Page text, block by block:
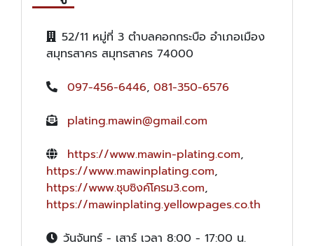
52/11 หมู่ที่ 3 ตำบลคอกกระบือ อำเภอเมือง
สมุทรสาคร สมุทรสาคร 74000
097-456-6446, 081-350-6576
plating.mawin@gmail.com
https://www.mawin-plating.com,
https://www.mawinplating.com,
https://www.ชุบซิงค์โครม3.com,
https://mawinplating.yellowpages.co.th
วันจันทร์ - เสาร์ เวลา 8:00 - 17:00 น.